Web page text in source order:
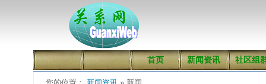
首页 新闻资讯 社区组